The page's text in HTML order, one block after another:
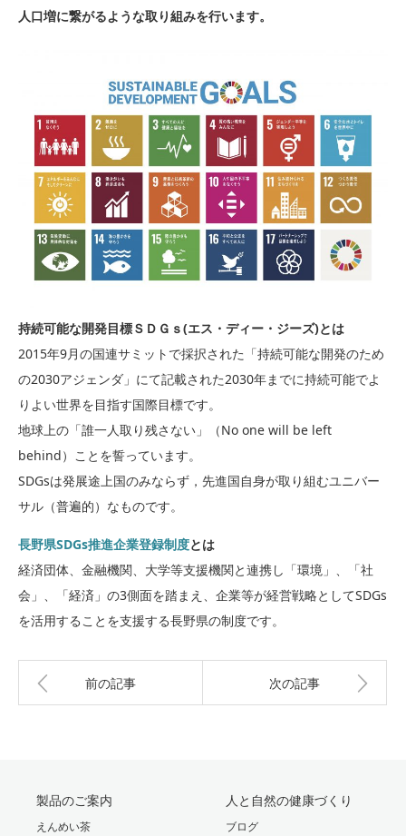
人口増に繋がるような取り組みを行います。
持続可能な開発目標ＳＤＧｓ(エス・ディー・ジーズ)とは
2015年9月の国連サミットで採択された「持続可能な開発のため
の2030アジェンダ」にて記載された2030年までに持続可能でよ
りよい世界を目指す国際目標です。
地球上の「誰一人取り残さない」（No one will be left
behind）ことを誓っています。
SDGsは発展途上国のみならず，先進国自身が取り組むユニバー
サル（普遍的）なものです。
長野県SDGs推進企業登録制度とは
経済団体、金融機関、大学等支援機関と連携し「環境」、「社
会」、「経済」の3側面を踏まえ、企業等が経営戦略としてSDGs
を活用することを支援する長野県の制度です。
前の記事 次の記事
製品のご案内
えんめい茶
人と自然の健康づくり
ブログ